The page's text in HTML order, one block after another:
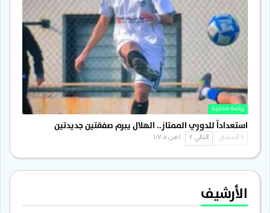
رياضة محلية
استعداداً للدوري الممتاز.. الهلال يبرم صفقتين جديدتين
السابق التالي
الأرشيف